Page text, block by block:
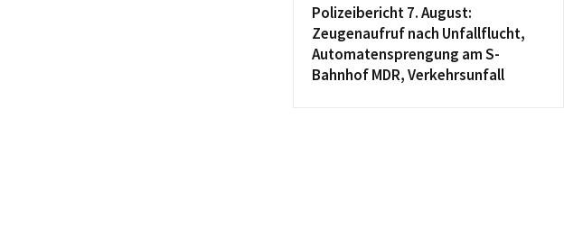
Polizeibericht 7. August:
Zeugenaufruf nach Unfallflucht,
Automatensprengung am S-
Bahnhof MDR, Verkehrsunfall